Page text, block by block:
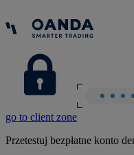
go to client zone
Przetestuj bezpłatne konto